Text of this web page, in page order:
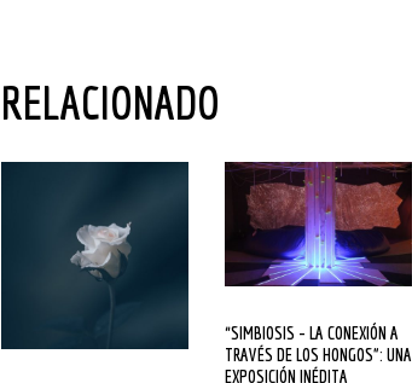
RELACIONADO
“SIMBIOSIS – LA CONEXIÓN A
TRAVÉS DE LOS HONGOS”: UNA
EXPOSICIÓN INÉDITA